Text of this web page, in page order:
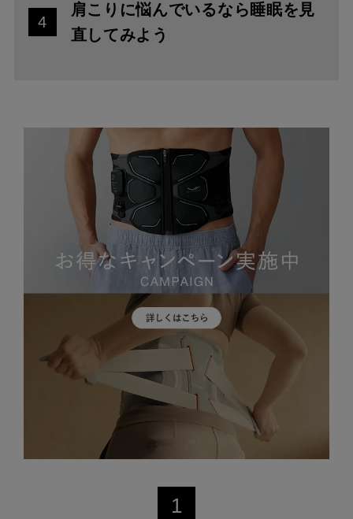
4
肩こりに悩んでいるなら睡眠を見
直してみよう
1